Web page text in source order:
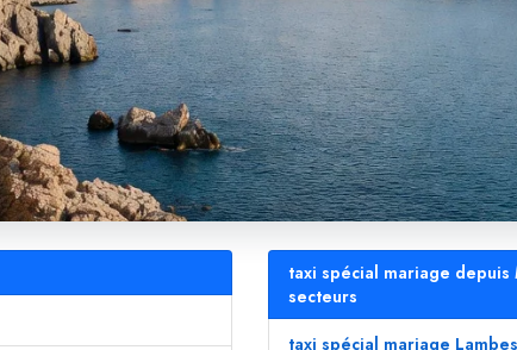
taxi spécial mariage depuis
secteurs
taxi spécial mariage